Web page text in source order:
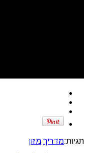
תגיות:מדריך מזון